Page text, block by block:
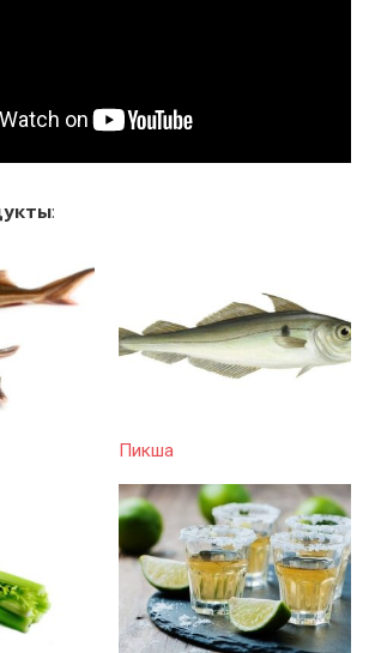
:
Пикша